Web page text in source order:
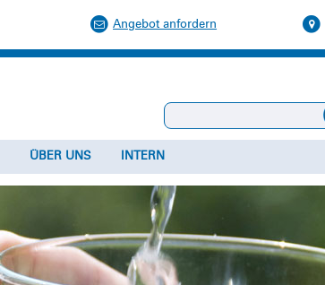
Angebot anfordern
ÜBER UNS INTERN